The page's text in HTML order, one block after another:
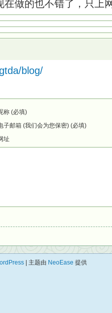
在做的也不错了，只上
blog/
称 (必填)
子邮箱 (我们会为您保密) (必填)
址
| 主题由 NeoEase 提供